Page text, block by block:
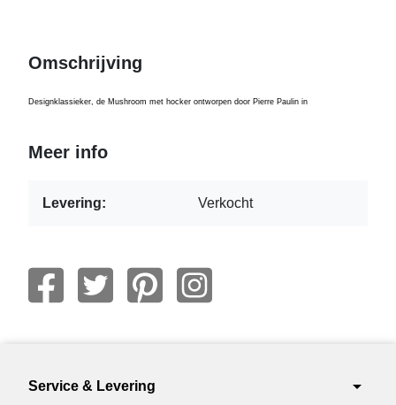
Omschrijving
Designklassieker, de Mushroom met hocker ontworpen door Pierre Paulin in
Meer info
Levering: Verkocht
Service & Levering arrow_drop_down